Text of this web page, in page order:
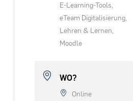
E-Learning-Tools,
eTeam Digitalisierung,
Lehren & Lernen,
Moodle
WO?
Online